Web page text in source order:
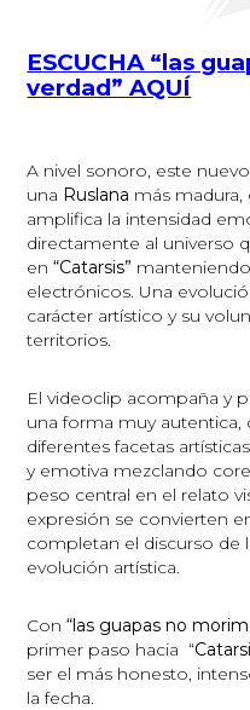
ESCUCHA “las
verdad” AQUÍ
A nivel sonoro, este
una Ruslana más
amplifica la intensidad
directamente al universo
en “Catarsis”
electrónicos. Una
carácter artístico y su
territorios.
El videoclip acompaña y
una forma muy
diferentes facetas
y emotiva mezclando
peso central en el relato
expresión se convierten
completan el discurso de
evolución artística.
Con“las guapas no
primer paso hacia “
ser el más honesto,
la fecha.